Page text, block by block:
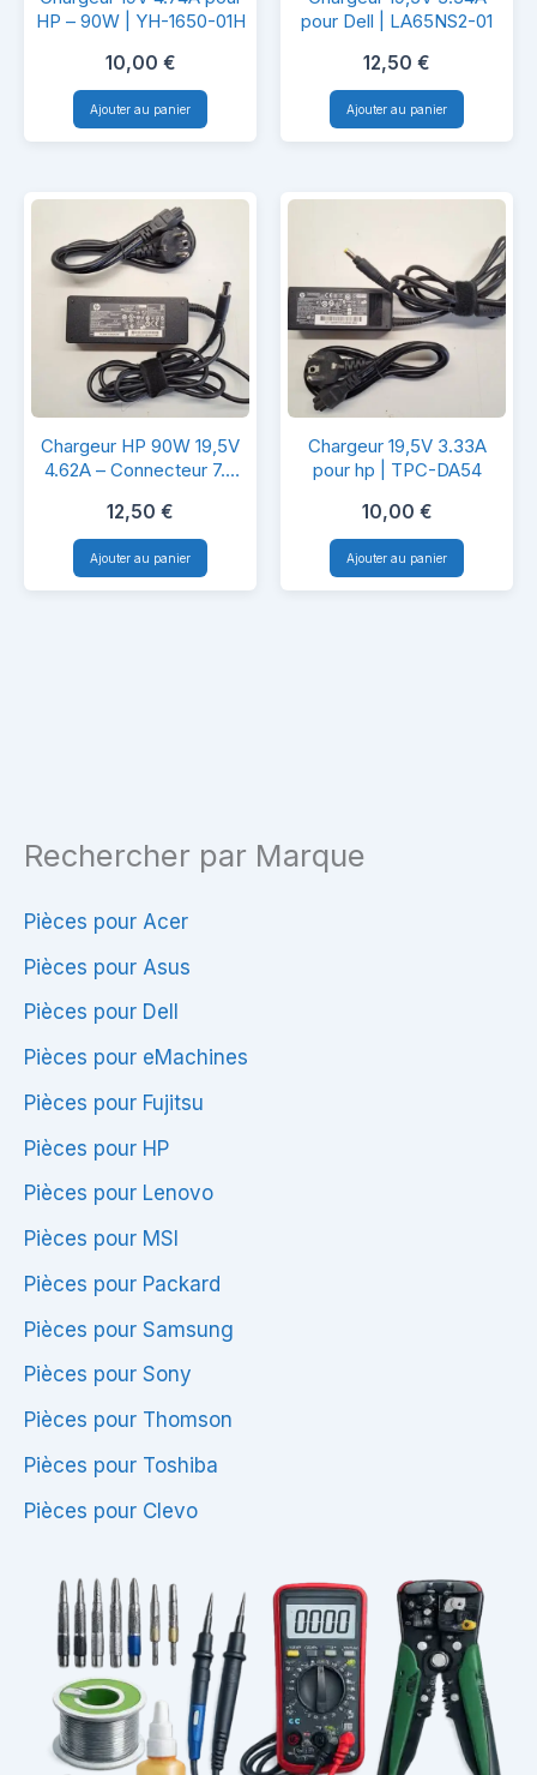
Rechercher par Marque
Pièces pour Acer
Pièces pour Asus
Pièces pour Dell
Pièces pour eMachines
Pièces pour Fujitsu
Pièces pour HP
Pièces pour Lenovo
Pièces pour MSI
Pièces pour Packard
Pièces pour Samsung
Pièces pour Sony
Pièces pour Thomson
Pièces pour Toshiba
Pièces pour Clevo
19V
4.74A
pour
HP
90W
|
YH-
1650-
01H
HP – 90W | YH-1650-01H
10,00 €
Ajouter au panier
19,5V
3.34A
pour
Dell
LA65NS2-
pour Dell | LA65NS2-01
12,50 €
Ajouter au panier
Chargeur
HP
90W
19,5V
4.62A
Chargeur HP 90W 19,5V
4.62A – Connecteur 7.4
12,50 €
Ajouter au panier
Chargeur
19,5V
3.33A
pour
hp
Chargeur 19,5V 3.33A
pour hp | TPC-DA54
10,00 €
Ajouter au panier